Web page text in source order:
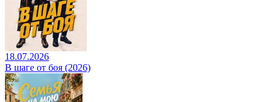
18.07.2026
В шаге от боя (2026)